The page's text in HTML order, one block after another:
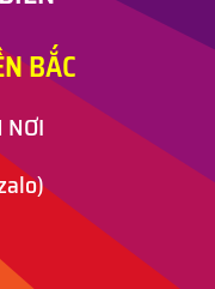
BẮC
NƠI